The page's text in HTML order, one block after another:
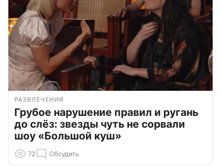
РАЗВЛЕЧЕНИЯ
Грубое нарушение правил и ругань
до слёз: звезды чуть не сорвали
шоу «Большой куш»
72 Обсудить